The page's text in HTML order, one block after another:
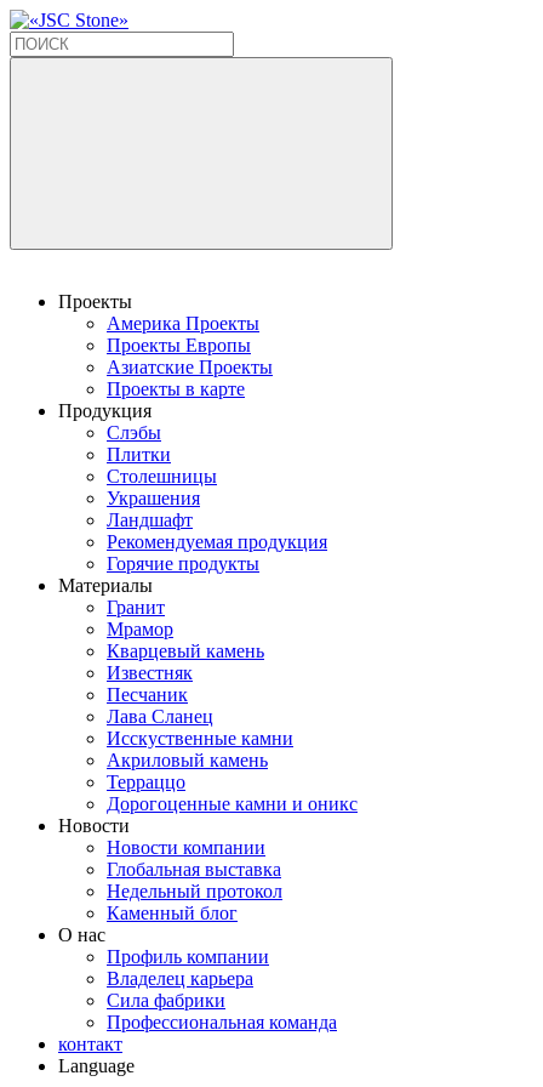
Проекты
Америка Проекты
Проекты Европы
Азиатские Проекты
Проекты в карте
Продукция
Слэбы
Плитки
Столешницы
Украшения
Ландшафт
Рекомендуемая продукция
Горячие продукты
Материалы
Гранит
Мрамор
Кварцевый камень
Известняк
Песчаник
Лава Сланец
Исскуственные камни
Акриловый камень
Терраццо
Дорогоценные камни и оникс
Новости
Новости компании
Глобальная выставка
Недельный протокол
Каменный блог
О нас
Профиль компании
Владелец карьера
Сила фабрики
Профессиональная команда
контакт
Language